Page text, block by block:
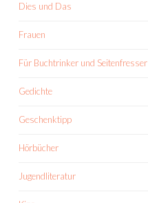
Dies und Das
Frauen
Für Buchtrinker und Seitenfresser
Gedichte
Geschenktipp
Hörbücher
Jugendliteratur